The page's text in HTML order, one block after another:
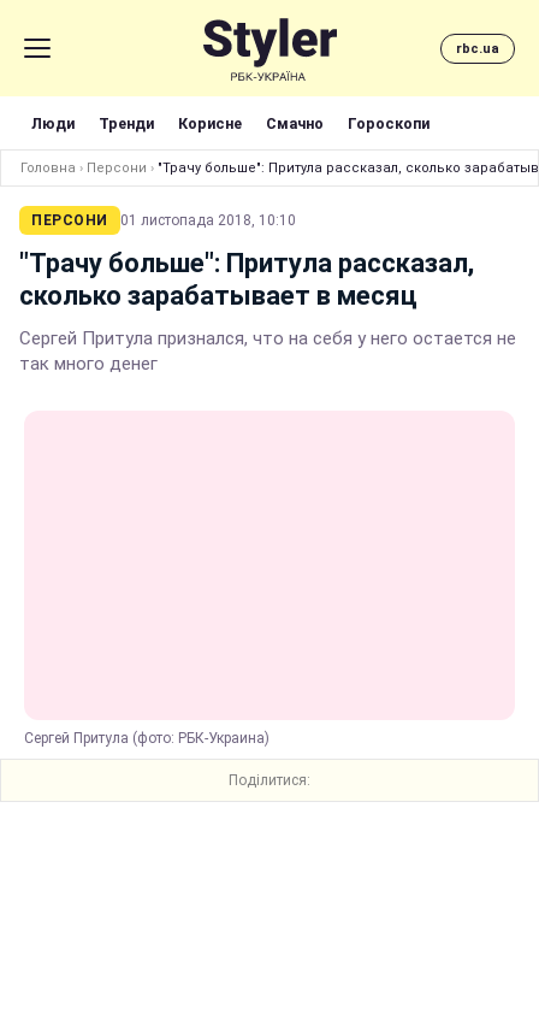
rbc.ua
Люди Тренди Корисне Смачно Гороскопи
Головна › Персони › "Трачу больше": Притула рассказал, сколько
ПЕРСОНИ 01 листопада 2018, 10:10
"Трачу больше": Притула рассказал,
сколько зарабатывает в месяц
Сергей Притула признался, что на себя у него остается не
так много денег
Сергей Притула (фото: РБК-Украина)
Поділитися: